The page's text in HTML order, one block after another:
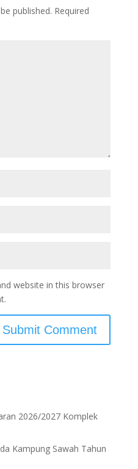
published. Required
website in this browser
2026/2027 Komplek
Kampung Sawah Tahun